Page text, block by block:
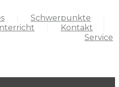
Schwerpunkte
Kontakt
Service